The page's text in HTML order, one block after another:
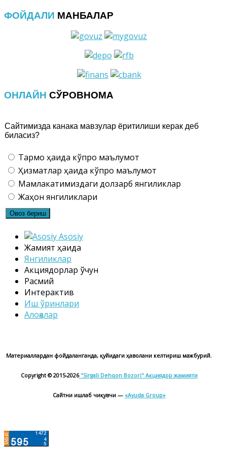
ФОЙДАЛИ МАНБАЛАР
ОНЛАЙН СЎРОВНОМА
Сайтимизда канака мавзулар ёритилиши керак деб
биласиз?
Тармоқ ҳақида кўпроқ маълумот
Ҳизматлар ҳақида кўпроқ маълумот
Мамлакатимиздаги долзарб янгиликлар
Жаҳон янгиликлари
Asosiy
Жамият ҳақида
Янгиликлар
Акциядорлар ўчун
Расмий
Интерактив
Иш ўринлари
Алоқалар
Материаллардан фойдаланганда, қуйидаги ҳаволани келтириш мажбурий.
Copyright © 2015-2026"Sirgali Dehqon Bozori" Акциядор жамияти
Сайтни ишлаб чиқувчи — «Ayuda Group»